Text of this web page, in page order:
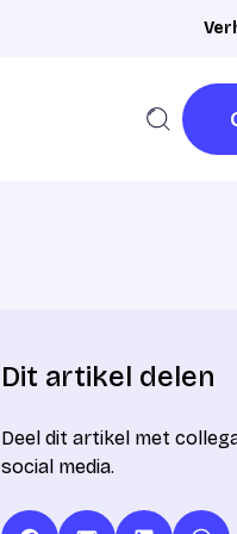
Dit artikel delen
Deel dit artikel met
social media.